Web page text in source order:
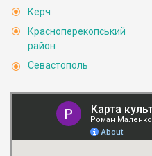
Керч
Красноперекопський
район
Севастополь